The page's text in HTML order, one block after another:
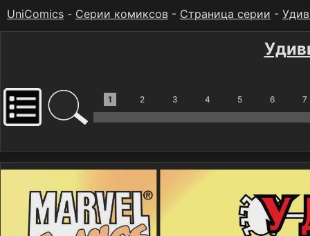
UniComics - Серии комиксов - Страница серии -
1 2 3 4 5 6 7